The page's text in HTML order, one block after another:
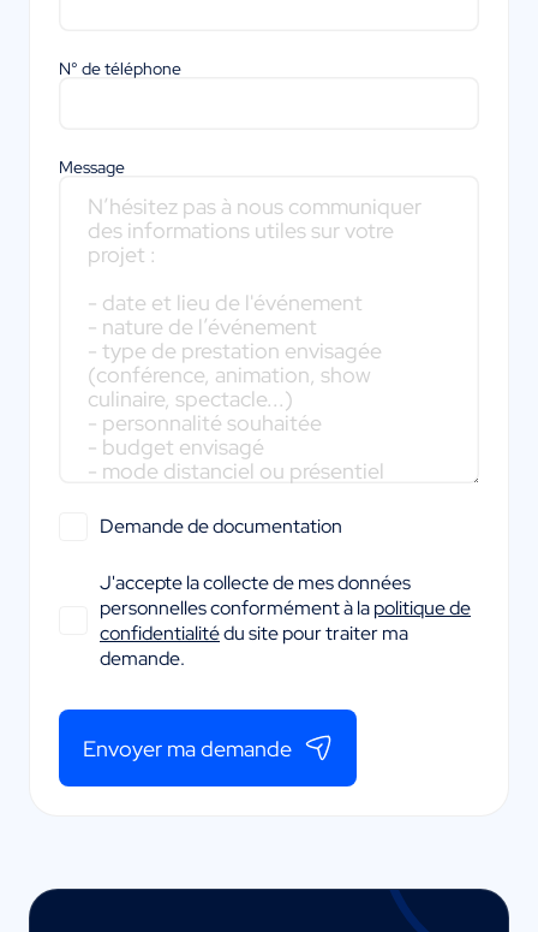
N° de téléphone
Message
Demande de documentation
J'accepte la collecte de mes données
personnelles conformément à lapolitique de
confidentialitédu site pour traiter ma
demande.
Envoyer ma demande